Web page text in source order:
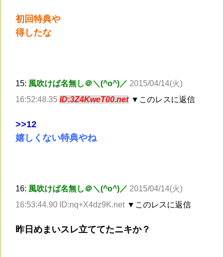
初回特典や
得したな
15: 風吹けば名無し＠＼(^o^)／ 2015/04/14(火)
16:52:48.35 ID:3Z4KweT00.net ▼このレスに返信
>>12
嬉しくない特典やね
16: 風吹けば名無し＠＼(^o^)／ 2015/04/14(火)
16:53:44.90 ID:nq+X4dz9K.net ▼このレスに返信
昨日めまいスレ立ててたニキか？